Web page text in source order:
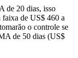
de 20 dias, isso
faixa de US$ 460 a
o controle se
de 50 dias (US$